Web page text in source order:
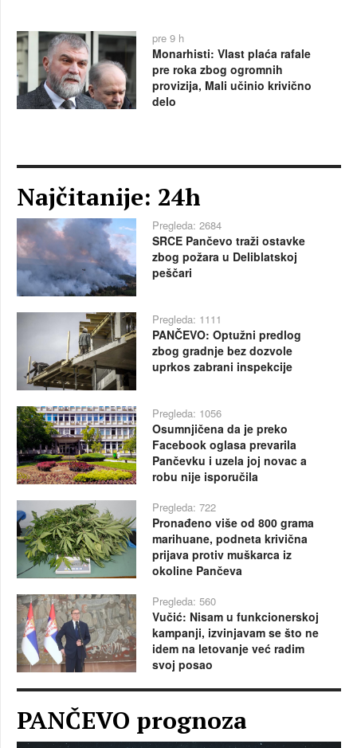
pre 9 h
Monarhisti: Vlast plaća rafale
pre roka zbog ogromnih
provizija, Mali učinio krivično
delo
Najčitanije: 24h
Pregleda: 2684
SRCE Pančevo traži ostavke
zbog požara u Deliblatskoj
peščari
Pregleda: 1111
PANČEVO: Optužni predlog
zbog gradnje bez dozvole
uprkos zabrani inspekcije
Pregleda: 1056
Osumnjičena da je preko
Facebook oglasa prevarila
Pančevku i uzela joj novac a
robu nije isporučila
Pregleda: 722
Pronađeno više od 800 grama
marihuane, podneta krivična
prijava protiv muškarca iz
okoline Pančeva
Pregleda: 560
Vučić: Nisam u funkcionerskoj
kampanji, izvinjavam se što ne
idem na letovanje već radim
svoj posao
PANČEVO prognoza